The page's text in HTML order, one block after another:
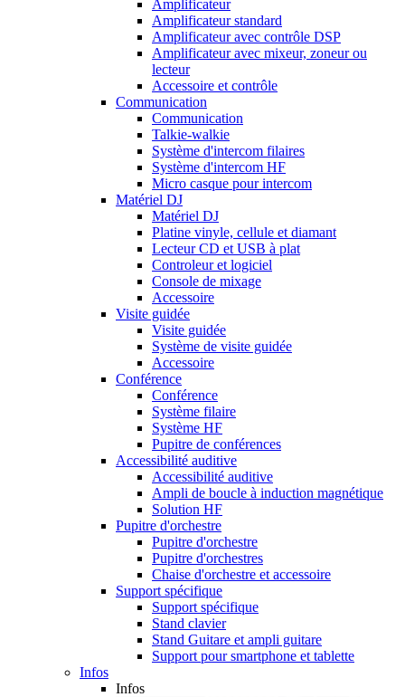
Amplificateur
Amplificateur standard
Amplificateur avec contrôle DSP
Amplificateur avec mixeur, zoneur ou
lecteur
Accessoire et contrôle
Communication
Communication
Talkie-walkie
Système d'intercom filaires
Système d'intercom HF
Micro casque pour intercom
Matériel DJ
Matériel DJ
Platine vinyle, cellule et diamant
Lecteur CD et USB à plat
Controleur et logiciel
Console de mixage
Accessoire
Visite guidée
Visite guidée
Système de visite guidée
Accessoire
Conférence
Conférence
Système filaire
Système HF
Pupitre de conférences
Accessibilité auditive
Accessibilité auditive
Ampli de boucle à induction magnétique
Solution HF
Pupitre d'orchestre
Pupitre d'orchestre
Pupitre d'orchestres
Chaise d'orchestre et accessoire
Support spécifique
Support spécifique
Stand clavier
Stand Guitare et ampli guitare
Support pour smartphone et tablette
Infos
Infos